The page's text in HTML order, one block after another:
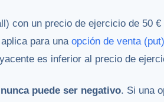
con un precio de ejercicio de 50
para una opción de venta (put)
es inferior al precio de
puede ser negativo. Si una